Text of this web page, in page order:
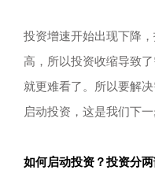
投资增速开始出现下降
高，所以投资收缩导致
就更难看了。所以要解
启动投资，这是我们下
如何启动投资？投资分